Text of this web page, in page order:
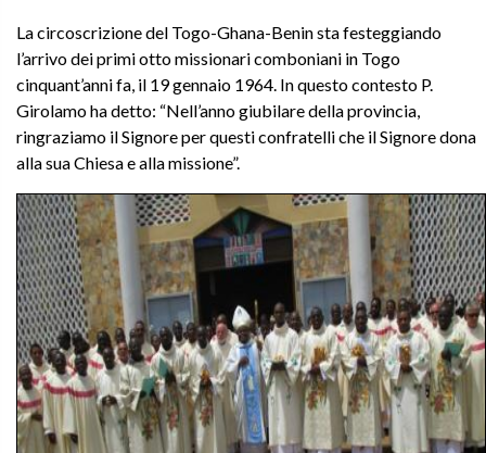
La circoscrizione del Togo-Ghana-Benin sta festeggiando
l’arrivo dei primi otto missionari comboniani in Togo
cinquant’anni fa, il 19 gennaio 1964. In questo contesto P.
Girolamo ha detto: “Nell’anno giubilare della provincia,
ringraziamo il Signore per questi confratelli che il Signore dona
alla sua Chiesa e alla missione”.